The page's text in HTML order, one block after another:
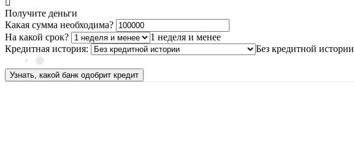
Получите деньги
Какая сумма необходима?
На какой срок?
1 неделя и менее
Кредитная история:
Без кредитной истории
Узнать, какой банк одобрит кредит